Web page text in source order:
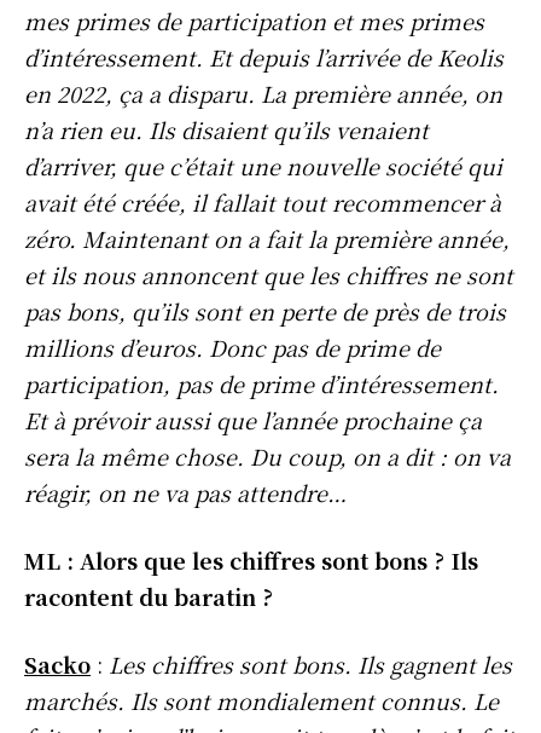
mes primes de participation et mes primes
d’intéressement. Et depuis l’arrivée de Keolis
en 2022, ça a disparu. La première année, on
n’a rien eu. Ils disaient qu’ils venaient
d’arriver, que c’était une nouvelle société qui
avait été créée, il fallait tout recommencer à
zéro. Maintenant on a fait la première année,
et ils nous annoncent que les chiffres ne sont
pas bons, qu’ils sont en perte de près de trois
millions d’euros. Donc pas de prime de
participation, pas de prime d’intéressement.
Et à prévoir aussi que l’année prochaine ça
sera la même chose. Du coup, on a dit : on va
réagir, on ne va pas attendre…
ML : Alors que les chiffres sont bons ? Ils
racontent du baratin ?
Sacko : Les chiffres sont bons. Ils gagnent les
marchés. Ils sont mondialement connus. Le